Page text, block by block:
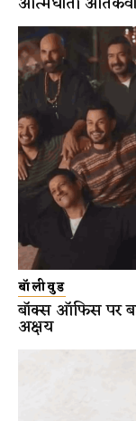
बॉलीवुड
बॉक्स ऑफिस पर
अक्षय